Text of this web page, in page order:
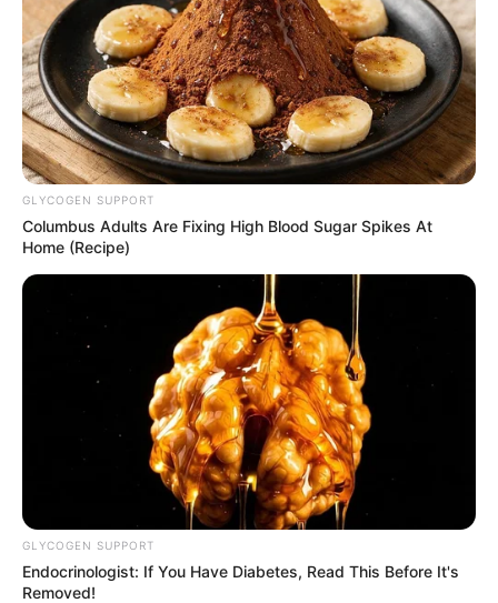
EMAIL ΑΚΟΛΟΥΘΉΣΤΕ
GLYCOGEN SUPPORT
Columbus Adults Are Fixing High Blood Sugar Spikes At
Home (Recipe)
GLYCOGEN SUPPORT
Endocrinologist: If You Have Diabetes, Read This Before It's
Removed!